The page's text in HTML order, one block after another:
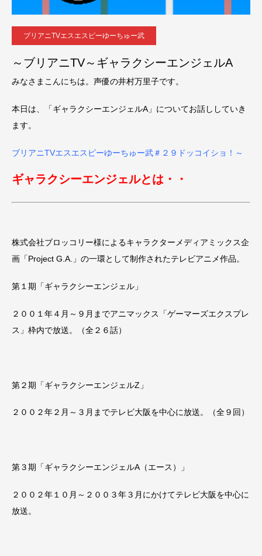
ブリアニTVエスエスピーゆーちゅー武
～ブリアニTV～ギャラクシーエンジェルA
みなさまこんにちは。声優の井村万里子です。
本日は、「ギャラクシーエンジェルA」についてお話ししていき
ます。
ブリアニTVエスエスピーゆーちゅー武＃２９ドッコイショ！～
ギャラクシーエンジェルとは・・
株式会社ブロッコリー様によるキャラクターメディアミックス企
画「Project G.A.」の一環として制作されたテレビアニメ作品。
第１期「ギャラクシーエンジェル」
２００１年４月～９月までアニマックス「ゲーマーズエクスプレ
ス」枠内で放送。（全２６話）
第２期「ギャラクシーエンジェルZ」
２００２年２月～３月までテレビ大阪を中心に放送。（全９回）
第３期「ギャラクシーエンジェルA（エース）」
２００２年１０月～２００３年３月にかけてテレビ大阪を中心に
放送。